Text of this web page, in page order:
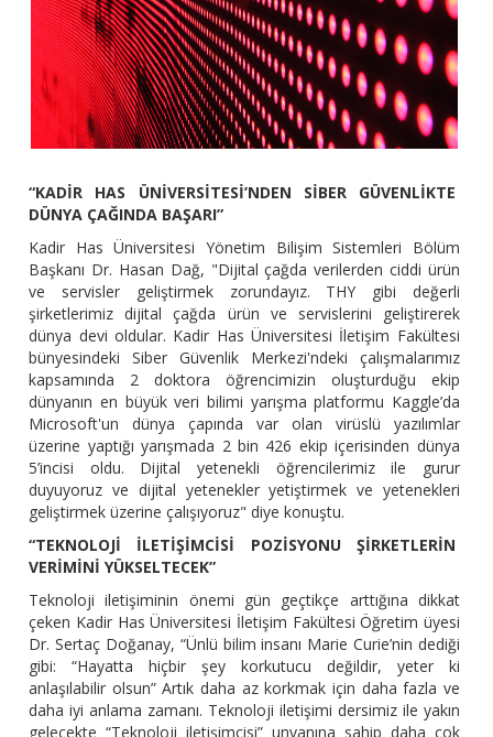
“KADİR HAS ÜNİVERSİTESİ’NDEN SİBER GÜVENLİKTE
DÜNYA ÇAĞINDA BAŞARI”
Kadir Has Üniversitesi Yönetim Bilişim Sistemleri Bölüm
Başkanı Dr. Hasan Dağ, "Dijital çağda verilerden ciddi ürün
ve servisler geliştirmek zorundayız. THY gibi değerli
şirketlerimiz dijital çağda ürün ve servislerini geliştirerek
dünya devi oldular. Kadir Has Üniversitesi İletişim Fakültesi
bünyesindeki Siber Güvenlik Merkezi'ndeki çalışmalarımız
kapsamında 2 doktora öğrencimizin oluşturduğu ekip
dünyanın en büyük veri bilimi yarışma platformu Kaggle’da
Microsoft'un dünya çapında var olan virüslü yazılımlar
üzerine yaptığı yarışmada 2 bin 426 ekip içerisinden dünya
5’incisi oldu. Dijital yetenekli öğrencilerimiz ile gurur
duyuyoruz ve dijital yetenekler yetiştirmek ve yetenekleri
geliştirmek üzerine çalışıyoruz" diye konuştu.
“TEKNOLOJİ İLETİŞİMCİSİ POZİSYONU ŞİRKETLERİN
VERİMİNİ YÜKSELTECEK”
Teknoloji iletişiminin önemi gün geçtikçe arttığına dikkat
çeken Kadir Has Üniversitesi İletişim Fakültesi Öğretim üyesi
Dr. Sertaç Doğanay, “Ünlü bilim insanı Marie Curie’nin dediği
gibi: “Hayatta hiçbir şey korkutucu değildir, yeter ki
anlaşılabilir olsun” Artık daha az korkmak için daha fazla ve
daha iyi anlama zamanı. Teknoloji iletişimi dersimiz ile yakın
gelecekte “Teknoloji iletişimcisi” unvanına sahip daha çok